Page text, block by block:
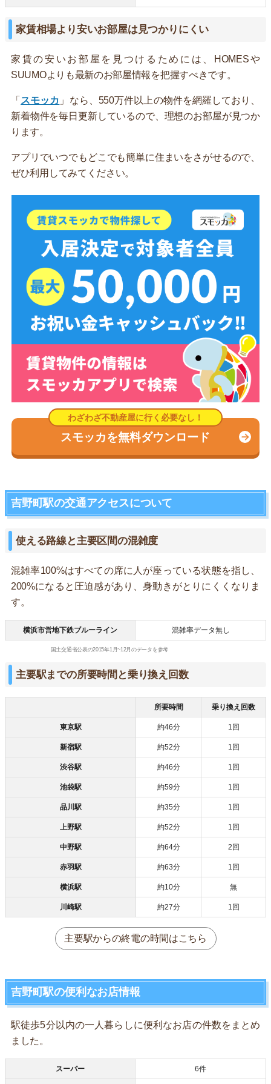
家賃相場より安いお部屋は見つかりにくい
家賃の安いお部屋を見つけるためには、HOMESや
SUUMOよりも最新のお部屋情報を把握すべきです。
「 スモッカ 」なら、550万件以上の物件を網羅しており、
新着物件を毎日更新しているので、理想のお部屋が見つか
ります。
アプリでいつでもどこでも簡単に住まいをさがせるので、
ぜひ利用してみてください。
スモッカを無料ダウンロード
吉野町駅の交通アクセスについて
使える路線と主要区間の混雑度
混雑率100%はすべての席に人が座っている状態を指し、
200%になると圧迫感があり、身動きがとりにくくなりま
す。
横浜市営地下鉄ブルーライン 混雑率データ無し
国土交通省公表の2015年1月~12月のデータを参考
主要駅までの所要時間と乗り換え回数
所要時間 乗り換え回数
東京駅 約46分 1回
新宿駅 約52分 1回
渋谷駅 約46分 1回
池袋駅 約59分 1回
品川駅 約35分 1回
上野駅 約52分 1回
中野駅 約64分 2回
赤羽駅 約63分 1回
横浜駅 約10分 無
川崎駅 約27分 1回
主要駅からの終電の時間はこちら
吉野町駅の便利なお店情報
駅徒歩5分以内の一人暮らしに便利なお店の件数をまとめ
ました。
スーパー 6件